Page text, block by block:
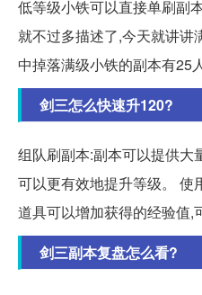
低等级小铁可以直接单刷副
就不过多描述了,今天就讲讲
中掉落满级小铁的副本有25
剑三怎么快速升120?
组队刷副本:副本可以提供大
可以更有效地提升等级。 使
道具可以增加获得的经验值,
剑三副本复盘怎么看?